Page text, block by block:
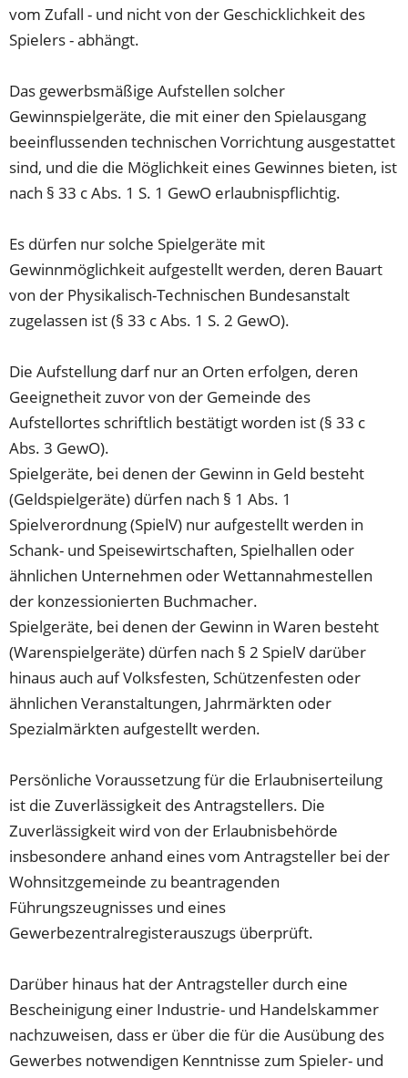
vom Zufall - und nicht von der Geschicklichkeit des
Spielers - abhängt.
Das gewerbsmäßige Aufstellen solcher
Gewinnspielgeräte, die mit einer den Spielausgang
beeinflussenden technischen Vorrichtung ausgestattet
sind, und die die Möglichkeit eines Gewinnes bieten, ist
nach § 33 c Abs. 1 S. 1 GewO erlaubnispflichtig.
Es dürfen nur solche Spielgeräte mit
Gewinnmöglichkeit aufgestellt werden, deren Bauart
von der Physikalisch-Technischen Bundesanstalt
zugelassen ist (§ 33 c Abs. 1 S. 2 GewO).
Die Aufstellung darf nur an Orten erfolgen, deren
Geeignetheit zuvor von der Gemeinde des
Aufstellortes schriftlich bestätigt worden ist (§ 33 c
Abs. 3 GewO).
Spielgeräte, bei denen der Gewinn in Geld besteht
(Geldspielgeräte) dürfen nach § 1 Abs. 1
Spielverordnung (SpielV) nur aufgestellt werden in
Schank- und Speisewirtschaften, Spielhallen oder
ähnlichen Unternehmen oder Wettannahmestellen
der konzessionierten Buchmacher.
Spielgeräte, bei denen der Gewinn in Waren besteht
(Warenspielgeräte) dürfen nach § 2 SpielV darüber
hinaus auch auf Volksfesten, Schützenfesten oder
ähnlichen Veranstaltungen, Jahrmärkten oder
Spezialmärkten aufgestellt werden.
Persönliche Voraussetzung für die Erlaubniserteilung
ist die Zuverlässigkeit des Antragstellers. Die
Zuverlässigkeit wird von der Erlaubnisbehörde
insbesondere anhand eines vom Antragsteller bei der
Wohnsitzgemeinde zu beantragenden
Führungszeugnisses und eines
Gewerbezentralregisterauszugs überprüft.
Darüber hinaus hat der Antragsteller durch eine
Bescheinigung einer Industrie- und Handelskammer
nachzuweisen, dass er über die für die Ausübung des
Gewerbes notwendigen Kenntnisse zum Spieler- und